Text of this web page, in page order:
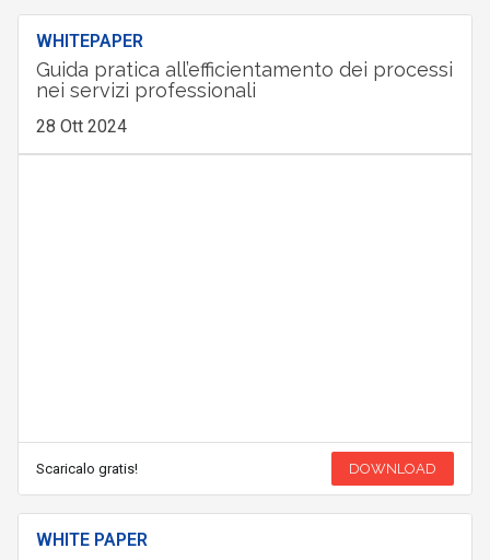
WHITEPAPER
Guida pratica all’efficientamento dei processi
nei servizi professionali
28 Ott 2024
Scaricalo gratis! DOWNLOAD
WHITE PAPER